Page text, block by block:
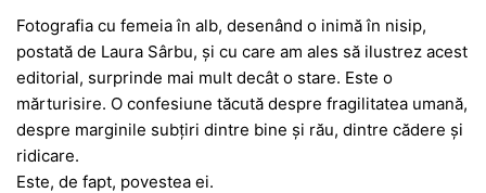
Fotografia cu femeia în alb, desenând o inimă în nisip,
postată de Laura Sârbu, și cu care am ales să ilustrez acest
editorial, surprinde mai mult decât o stare. Este o
mărturisire. O confesiune tăcută despre fragilitatea umană,
despre marginile subțiri dintre bine și rău, dintre cădere și
ridicare.
Este, de fapt, povestea ei.